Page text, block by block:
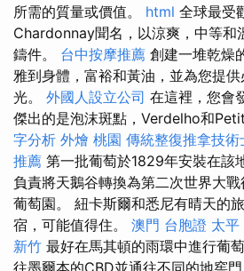
所需的質量或價值。 html 全球最受
Chardonnay聞名，以涼爽，中等和
鑄件。 台中按摩推薦 創建一堆乾燥
雅到身體，富裕和黃油，並為您提
光。 外國人設立公司 在這裡，您會
傑出的是泡沫斑點，Verdelho和Petit
字分析 外燴 桃園 傳統整復推拿技術
推薦 第一批葡萄於1829年安裝在該
負責將天鵝谷轉換為第二次世界大
葡萄園。 紐卡斯爾和悉尼有晴天的
宿，可能值得住。 澳門 台胞證 太平
新竹 最好在馬其頓的雨環中進行葡
往墨爾本的CBD並通往不同的地窖門